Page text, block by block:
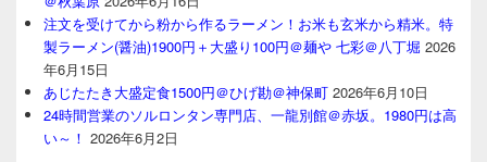
注文を受けてから粉から作るラーメン！お米も玄米から精米。特
製ラーメン(醤油)1900円＋大盛り100円＠麺や 七彩＠八丁堀 2026
年6月15日
あじたたき大盛定食1500円＠ひげ勘＠神保町 2026年6月10日
24時間営業のソルロンタン専門店、一龍別館＠赤坂。1980円は高
い～！ 2026年6月2日